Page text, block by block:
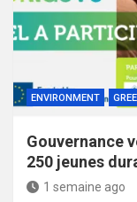
ENVIRONMENT
Gouvernance
250 jeunes
1 semaine ago